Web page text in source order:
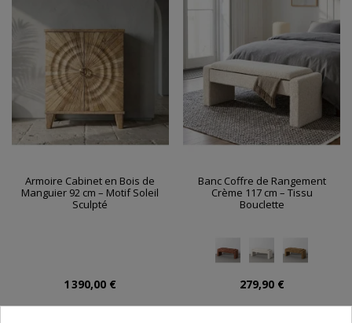
Armoire Cabinet en Bois de
Manguier 92 cm – Motif Soleil
Sculpté
1 390,00 €
Banc Coffre de Rangement
Crème 117 cm – Tissu
Bouclette
279,90 €